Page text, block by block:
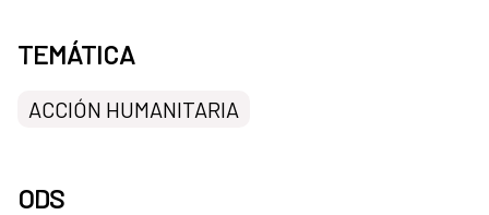
TEMÁTICA
ACCIÓN HUMANITARIA
ODS